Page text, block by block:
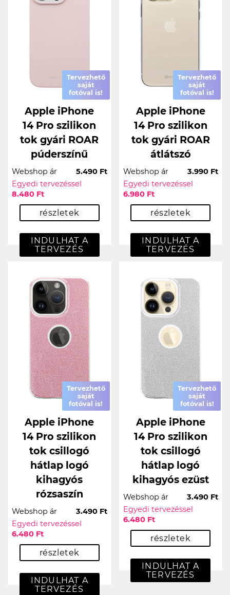
Tervezhető
saját
fotóval is!
Apple iPhone
14 Pro szilikon
tok gyári ROAR
púderszínű
Webshop ár
5.490 Ft
Egyedi tervezéssel
8.480 Ft
részletek
INDULHAT A
TERVEZÉS
Tervezhető
saját
fotóval is!
Apple iPhone
14 Pro szilikon
tok gyári ROAR
átlátszó
Webshop ár
3.990 Ft
Egyedi tervezéssel
6.980 Ft
részletek
INDULHAT A
TERVEZÉS
Tervezhető
saját
fotóval is!
Apple iPhone
14 Pro szilikon
tok csillogó
hátlap logó
kihagyós
rózsaszín
Webshop ár
3.490 Ft
Egyedi tervezéssel
6.480 Ft
részletek
INDULHAT A
TERVEZÉS
Tervezhető
saját
fotóval is!
Apple iPhone
14 Pro szilikon
tok csillogó
hátlap logó
kihagyós ezüst
Webshop ár
3.490 Ft
Egyedi tervezéssel
6.480 Ft
részletek
INDULHAT A
TERVEZÉS